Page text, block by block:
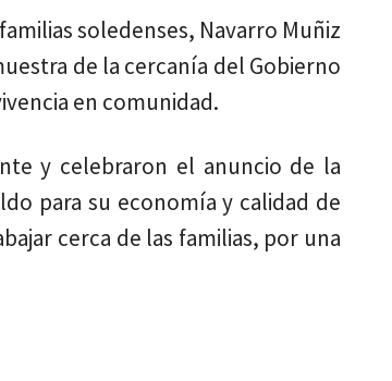
soledenses, Navarro Muñiz
de la cercanía del Gobierno
en comunidad.
y celebraron el anuncio de la
para su economía y calidad de
cerca de las familias, por una